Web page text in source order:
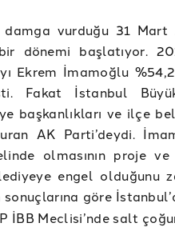
damga vurduğu 31
dönemi başlatıyor.
Ekrem İmamoğlu
Fakat İstanbul
başkanlıkları ve ilçe
AK Parti’deydi.
olmasının proje ve
engel olduğunu
göre
İBB Meclisi’nde salt